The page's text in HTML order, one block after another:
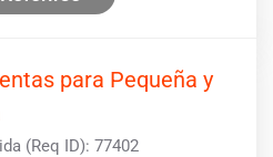
para Pequeña y
(Req ID): 77402